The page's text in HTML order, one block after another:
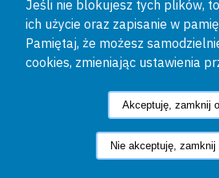
Jeśli nie blokujesz tych plików,
ich użycie oraz zapisanie w
Pamiętaj, że możesz
cookies, zmieniając ustawienia
Akceptuję, zamknij
Nie akceptuję, zamknij